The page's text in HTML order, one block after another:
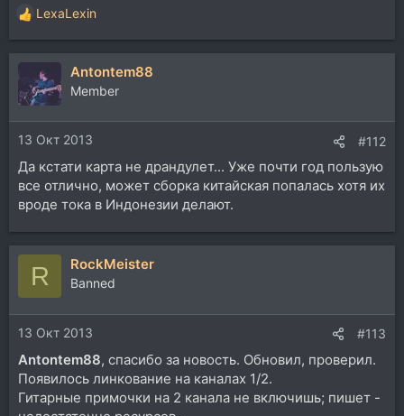
Р
е
а
ц
и
и
:
LexaLexin
Antontem88
Member
13 Окт 2013 #112
Да кстати карта не драндулет... Уже почти год пользую
все отлично, может сборка китайская попалась хотя их
вроде тока в Индонезии делают.
R RockMeister
Banned
13 Окт 2013 #113
Antontem88, спасибо за новость. Обновил, проверил.
Появилось линкование на каналах 1/2.
Гитарные примочки на 2 канала не включишь; пишет -